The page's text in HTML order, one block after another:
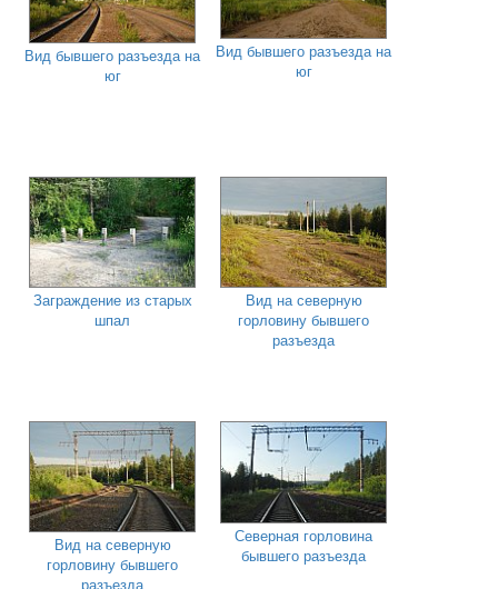
Вид бывшего разъезда на
юг
Вид бывшего разъезда на
юг
Заграждение из старых
шпал
Вид на северную
горловину бывшего
разъезда
Вид на северную
горловину бывшего
разъезда
Северная горловина
бывшего разъезда